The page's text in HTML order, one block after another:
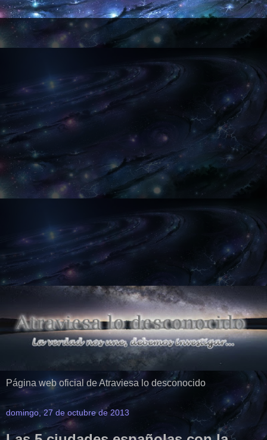
Página web oficial de Atraviesa lo desconocido
domingo, 27 de octubre de 2013